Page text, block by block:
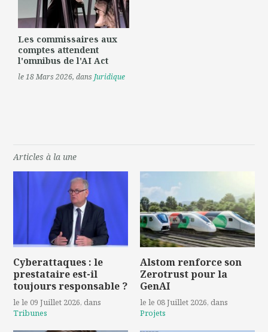
Les commissaires aux
comptes attendent
l'omnibus de l'AI Act
le 18 Mars 2026, dansJuridique
Articles à la une
Cyberattaques : le
prestataire est-il
toujours responsable ?
le le 09 Juillet 2026, dans
Tribunes
Alstom renforce son
Zerotrust pour la
GenAI
le le 08 Juillet 2026, dans
Projets